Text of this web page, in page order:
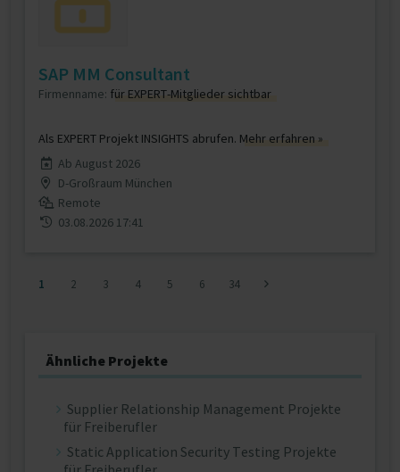
SAP MM Consultant
Firmenname: für EXPERT-Mitglieder sichtbar
Als EXPERT Projekt INSIGHTS abrufen. Mehr erfahren »
Ab August 2026
D-Großraum München
Remote
03.08.2026 17:41
1 2 3 4 5 6 34
Ähnliche Projekte
Supplier Relationship Management Projekte
für Freiberufler
Static Application Security Testing Projekte